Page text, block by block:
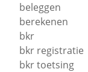
beleggen
berekenen
bkr
bkr registratie
bkr toetsing